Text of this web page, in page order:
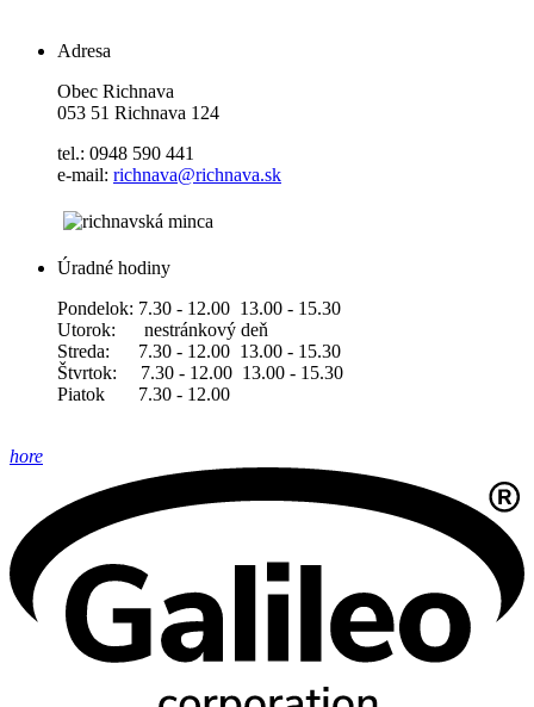
Adresa
Obec Richnava
053 51 Richnava 124
tel.: 0948 590 441
e-mail: richnava@richnava.sk
Úradné hodiny
Pondelok: 7.30 - 12.00 13.00 - 15.30
Utorok: nestránkový deň
Streda: 7.30 - 12.00 13.00 - 15.30
Štvrtok: 7.30 - 12.00 13.00 - 15.30
Piatok 7.30 - 12.00
hore